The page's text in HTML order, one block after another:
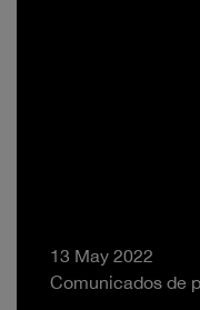
13 May 2022
Comunicados de